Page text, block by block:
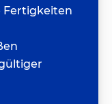
Fertigkeiten